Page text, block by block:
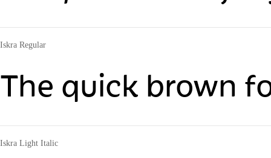
Iskra Regular
The quick brown
Iskra Light Italic